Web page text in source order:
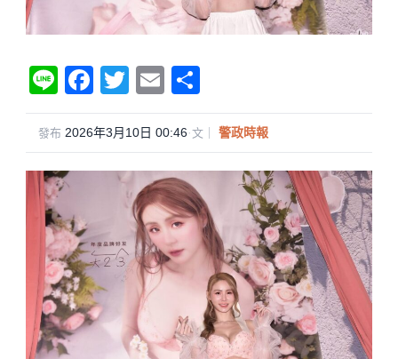
Li
n
e
F
a
c
e
o
k
T
wi
tt
er
E
m
ail
享
發布 2026年3月10日 00:46·文｜ 警政時報